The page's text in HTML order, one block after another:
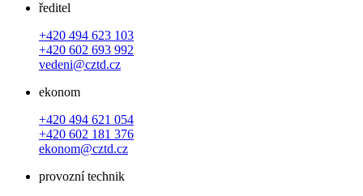
ředitel
+420 494 623 103
+420 602 693 992
vedeni@cztd.cz
ekonom
+420 494 621 054
+420 602 181 376
ekonom@cztd.cz
provozní technik